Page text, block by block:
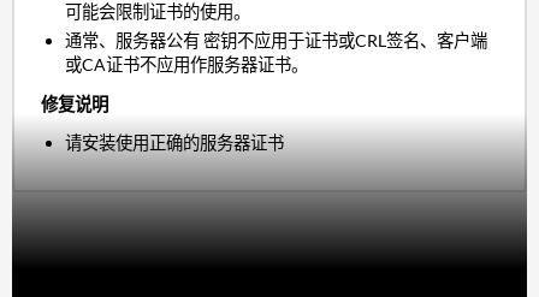
可能会限制证书的使用。
通常、服务器公有 密钥不应用于证书或CRL签名、客户端
或CA证书不应用作服务器证书。
修复说明
请安装使用正确的服务器证书